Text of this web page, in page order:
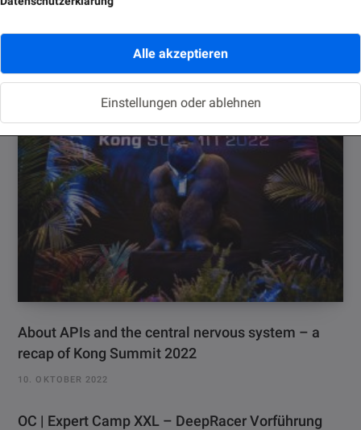
Alle akzeptieren
Einstellungen oder ablehnen
Zwischen KI, Governance und Zukunftsvisionen:
About APIs and the central nervous system – a
recap of Kong Summit 2022
10. OKTOBER 2022
OC | Expert Camp XXL – DeepRacer Vorführung